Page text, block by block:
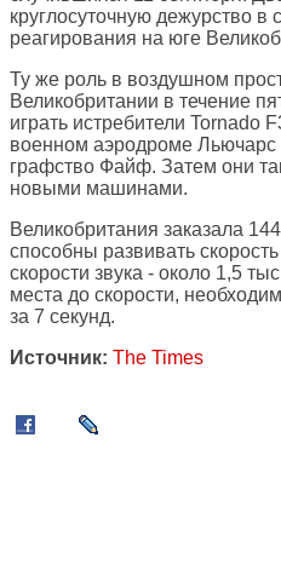
круглосуточную дежурство в
реагирования на юге
Ту же роль в воздушном
Великобритании в течение
играть истребители Tornado
военном аэродроме
графство Файф. Затем они
новыми машинами.
Великобритания заказала
способны развивать
скорости звука - около 1,5
места до скорости,
за 7 секунд.
Источник: The Times